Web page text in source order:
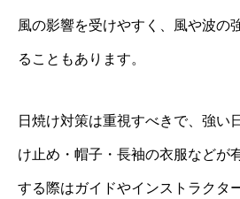
風の影響を受けやすく、風や波の
ることもあります。
日焼け対策は重視すべきで、強い
け止め・帽子・長袖の衣服などが
する際はガイドやインストラクタ